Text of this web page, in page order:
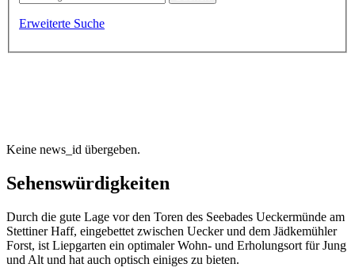
Erweiterte Suche
Keine news_id übergeben.
Sehenswürdigkeiten
Durch die gute Lage vor den Toren des Seebades Ueckermünde am
Stettiner Haff, eingebettet zwischen Uecker und dem Jädkemühler
Forst, ist Liepgarten ein optimaler Wohn- und Erholungsort für Jung
und Alt und hat auch optisch einiges zu bieten.